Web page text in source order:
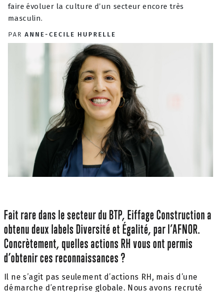
faire évoluer la culture d’un secteur encore très
masculin.
PAR ANNE-CECILE HUPRELLE
Fait rare dans le secteur du BTP, Eiffage Construction a
obtenu deux labels Diversité et Égalité, par l’AFNOR.
Concrètement, quelles actions RH vous ont permis
d’obtenir ces reconnaissances ?
Il ne s’agit pas seulement d’actions RH, mais d’une
démarche d’entreprise globale. Nous avons recruté